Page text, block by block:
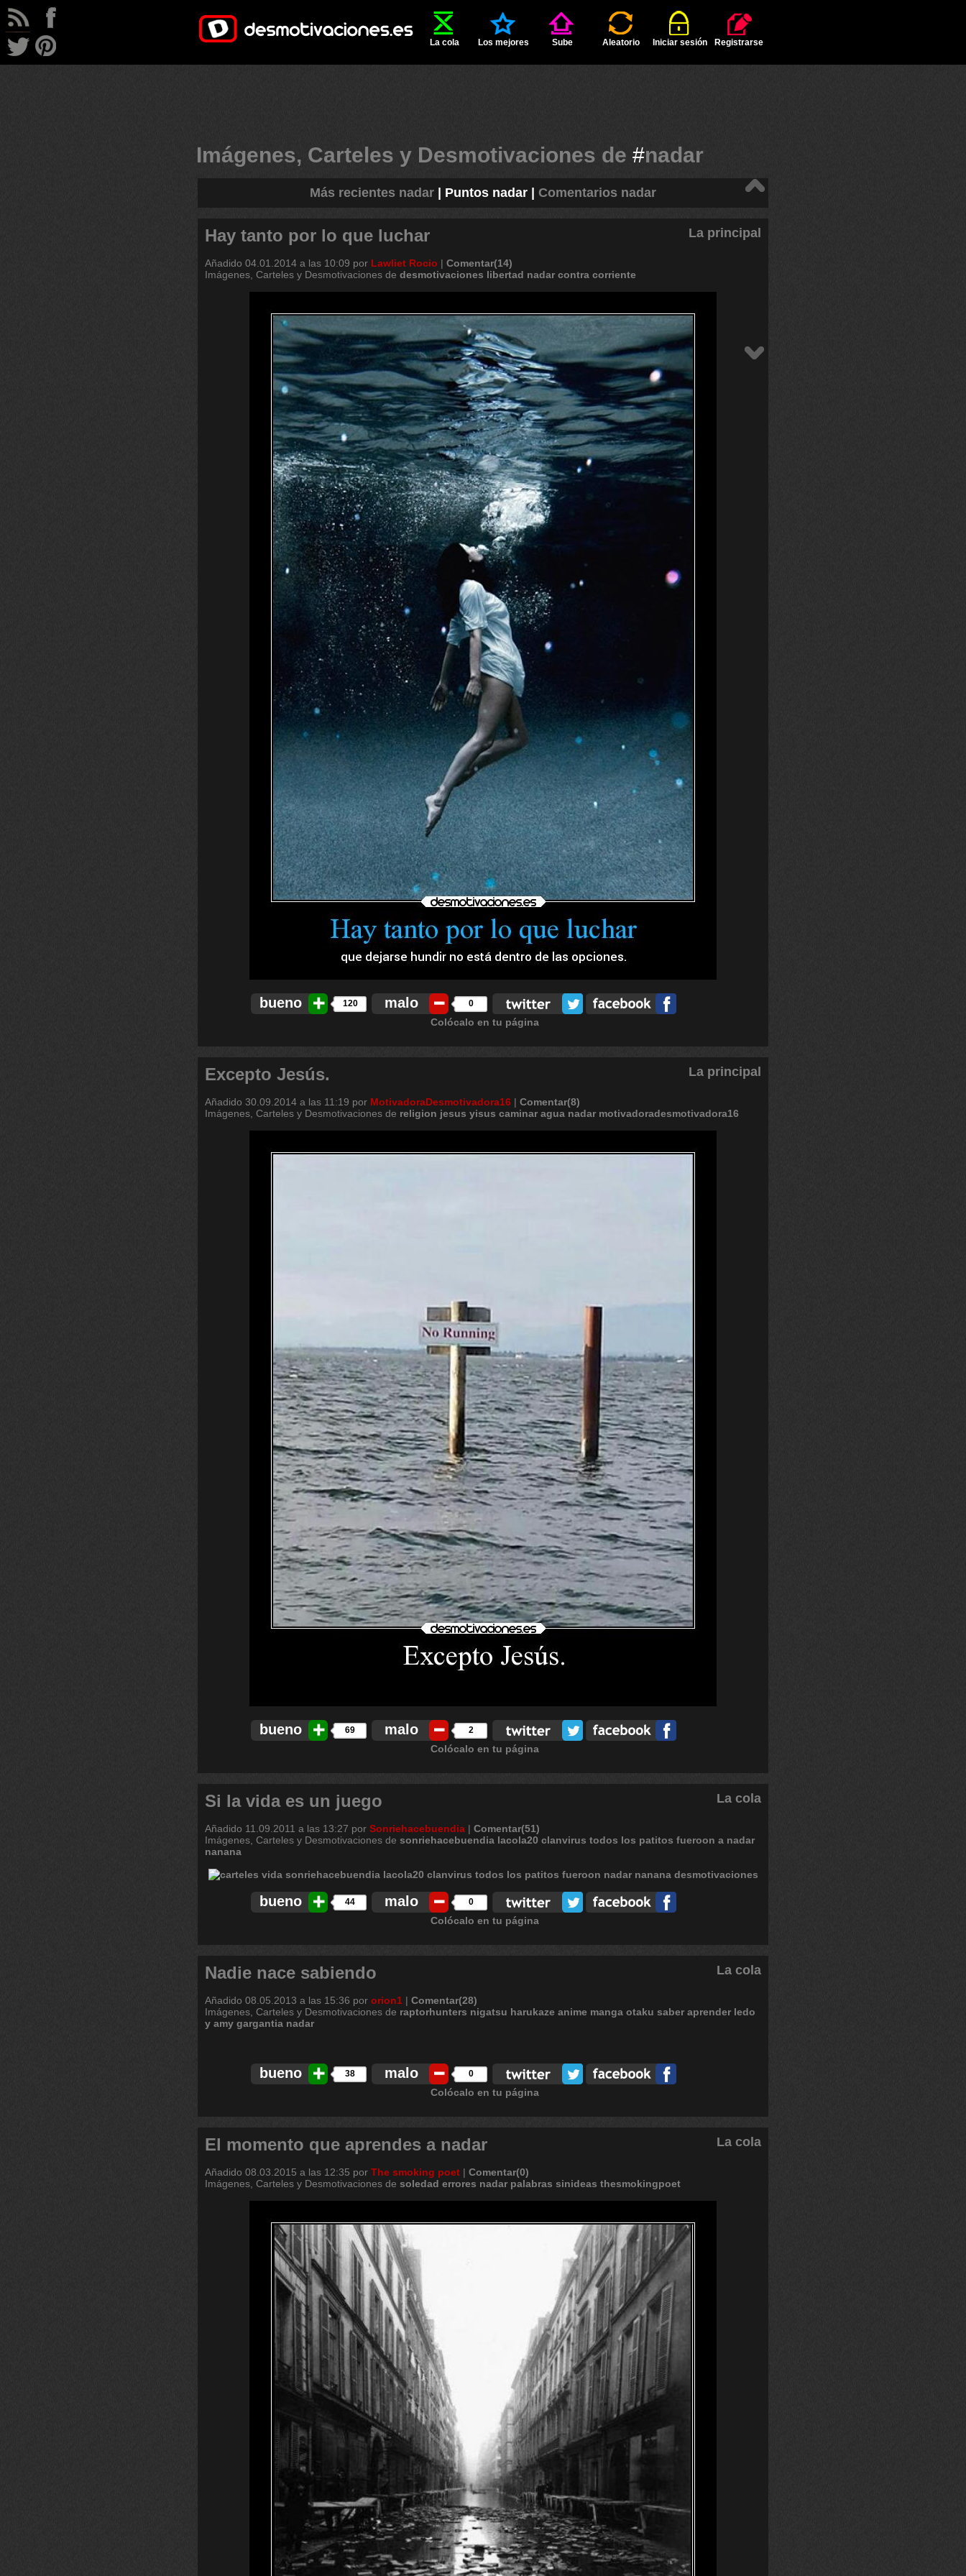
La cola Los mejores Sube Aleatorio Iniciar sesión Registrarse
Imágenes, Carteles y Desmotivaciones de #nadar
Más recientes nadar Puntos nadar Comentarios nadar
Hay tanto por lo que luchar La principal
Añadido 04.01.2014 a las 10:09 por Lawliet Rocio | Comentar(14)
Imágenes, Carteles y Desmotivaciones de desmotivaciones libertad nadar contra corriente
bueno 120 malo 0
Colócalo en tu página
Excepto Jesús. La principal
Añadido 30.09.2014 a las 11:19 por MotivadoraDesmotivadora16 | Comentar(8)
Imágenes, Carteles y Desmotivaciones de religion jesus yisus caminar agua nadar motivadoradesmotivadora16
bueno 69 malo 2
Colócalo en tu página
Si la vida es un juego La cola
Añadido 11.09.2011 a las 13:27 por Sonriehacebuendia | Comentar(51)
Imágenes, Carteles y Desmotivaciones de sonriehacebuendia lacola20 clanvirus todos los patitos fueroon a nadar
nanana
bueno 44 malo 0
Colócalo en tu página
Nadie nace sabiendo La cola
Añadido 08.05.2013 a las 15:36 por orion1 | Comentar(28)
Imágenes, Carteles y Desmotivaciones de raptorhunters nigatsu harukaze anime manga otaku saber aprender ledo
y amy gargantia nadar
bueno 38 malo 0
Colócalo en tu página
El momento que aprendes a nadar La cola
Añadido 08.03.2015 a las 12:35 por The smoking poet | Comentar(0)
Imágenes, Carteles y Desmotivaciones de soledad errores nadar palabras sinideas thesmokingpoet